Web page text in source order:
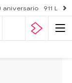
aniversario 911